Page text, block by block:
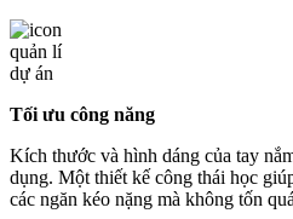
Tối ưu công năng
Kích thước và hình dáng của tay
dụng. Một thiết kế công thái học
các ngăn kéo nặng mà không tốn